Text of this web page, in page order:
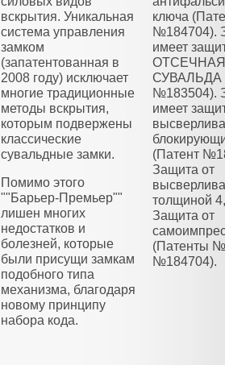
вскрытия. Уникальная
система управления
замком
(запатентованная в
2008 году) исключает
многие традиционные
методы вскрытия,
которым подвержены
классические
сувальдные замки.
Помимо этого
""Барьер-Премьер""
лишен многих
недостатков и
болезней, которые
были присущи замкам
подобного типа
механизма, благодаря
новому принципу
набора кода.
ключа
№184704).
имеет
ОТСЕЧНАЯ
СУВАЛЬДА
№183504).
имеет
(Патент
Защита от
толщиной
Защита от
(Патенты
№184704).